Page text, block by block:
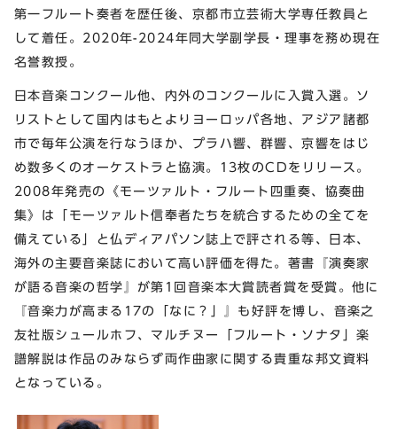
第一フルート奏者を歴任後、京都市立芸術大学専任教員と
して着任。2020年-2024年同大学副学長・理事を務め現在
名誉教授。
日本音楽コンクール他、内外のコンクールに入賞入選。ソ
リストとして国内はもとよりヨーロッパ各地、アジア諸都
市で毎年公演を行なうほか、プラハ響、群響、京響をはじ
め数多くのオーケストラと協演。13枚のCDをリリース。
2008年発売の《モーツァルト・フルート四重奏、協奏曲
集》は「モーツァルト信奉者たちを統合するための全てを
備えている」と仏ディアパソン誌上で評される等、日本、
海外の主要音楽誌において高い評価を得た。著書『演奏家
が語る音楽の哲学』が第1回音楽本大賞読者賞を受賞。他に
『音楽力が高まる17の「なに？」』も好評を博し、音楽之
友社版シュールホフ、マルチヌー「フルート・ソナタ」楽
譜解説は作品のみならず両作曲家に関する貴重な邦文資料
となっている。